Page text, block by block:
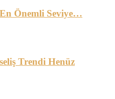
Önemli Seviye…
Trendi Henüz